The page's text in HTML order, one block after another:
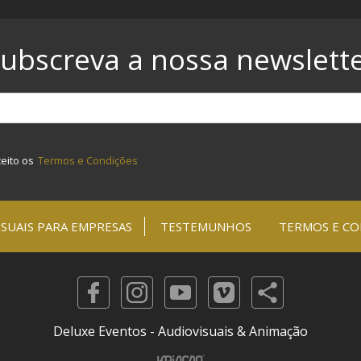
a nossa
os Termos e Condições
PARA EMPRESAS TESTEMUNHOS TERMOS E
Deluxe Eventos - Audiovisuais & Animação